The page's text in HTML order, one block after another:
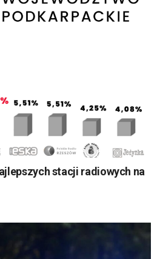
stacji radiowych na